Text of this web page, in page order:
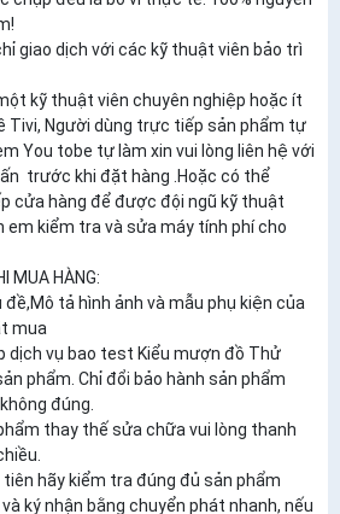
giao dịch với các kỹ thuật viên bảo trì
kỹ thuật viên chuyên nghiệp hoặc ít
Tivi, Người dùng trực tiếp sản phẩm tự
You tobe tự làm xin vui lòng liên hệ với
trước khi đặt hàng .Hoặc có thể
cửa hàng để được đội ngũ kỹ thuật
em kiểm tra và sửa máy tính phí cho
MUA HÀNG:
tả hình ảnh và mẫu phụ kiện của
mua
dịch vụ bao test Kiểu mượn đồ Thử
phẩm. Chỉ đổi bảo hành sản phẩm
đúng.
thay thế sửa chữa vui lòng thanh
hãy kiểm tra đúng đủ sản phẩm
ký nhận bằng chuyển phát nhanh, nếu